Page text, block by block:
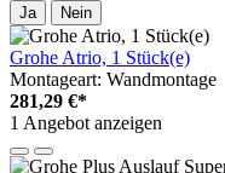
Ja Nein
Grohe Atrio, 1 Stück(e)
Montageart: Wandmontage
281,29 €*
1 Angebot anzeigen